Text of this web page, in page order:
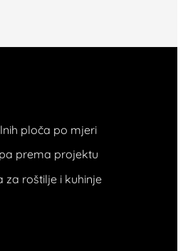
ploča po mjeri
prema projektu
za roštilje i kuhinje